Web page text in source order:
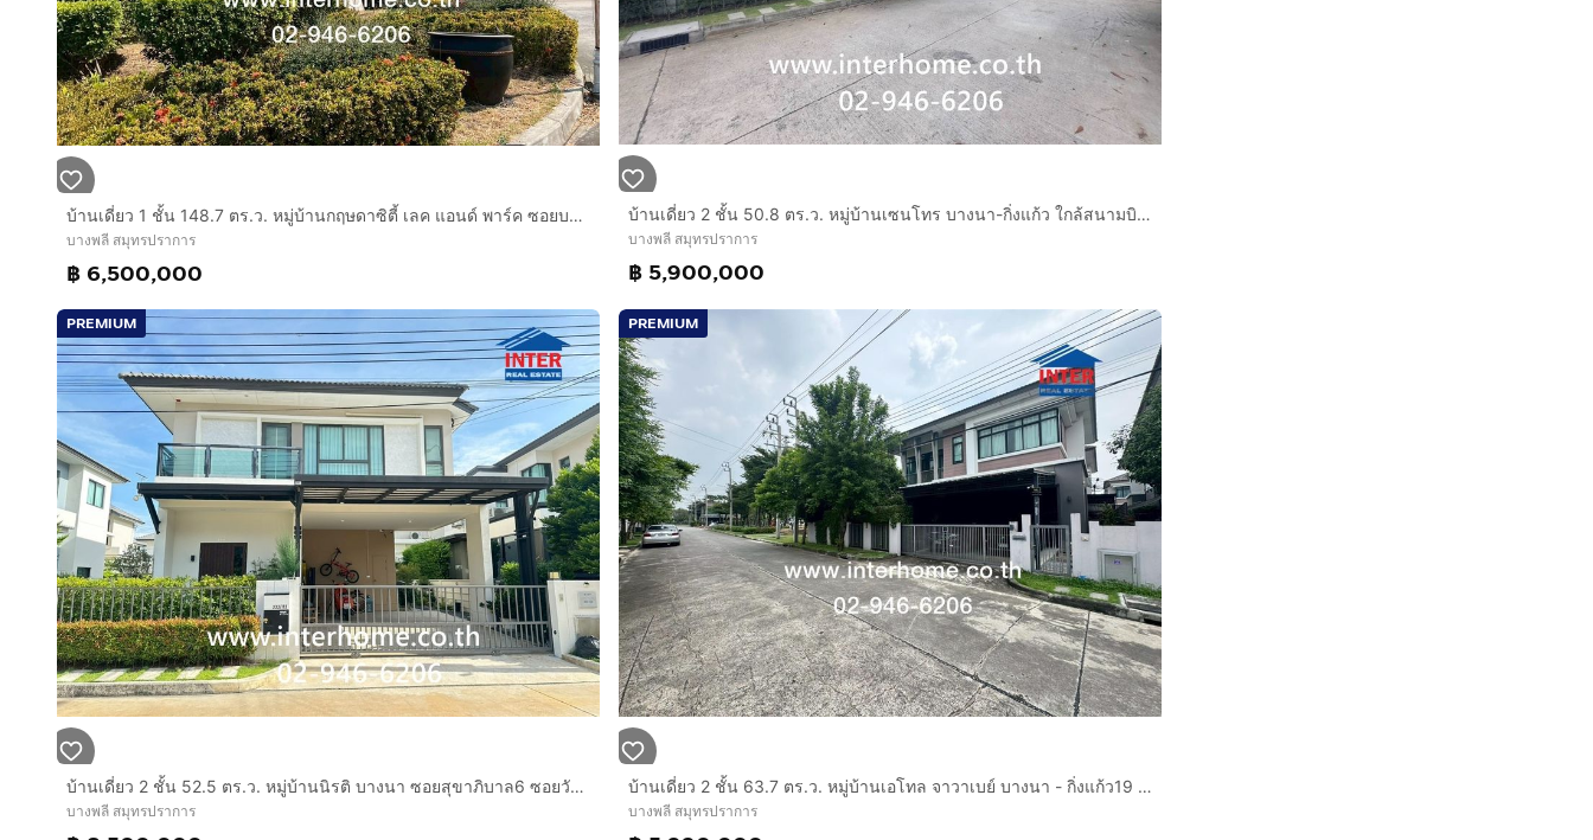
บ้านเดี่ยว 1 ชั้น 148.7 ตร.ว. หมู่บ้านกฤษดาซิตี้ เลค แอนด์ พาร์ค ซอยบางปลา18 ถนนเเทพารักษ์ ถนนสุขุมวิทสายเก่า บางพลี สมุทรปราการ
บางพลี สมุทรปราการ
฿ 6,500,000
บ้านเดี่ยว 2 ชั้น 50.8 ตร.ว. หมู่บ้านเซนโทร บางนา-กิ่งแก้ว ใกล้สนามบินสุวรรณภูมิ ซอยกิ่งแก้ว6-1 ถนนกิ่งแก้ว ถนนบางนาตราด บางพลี สมุทรปราการ
บางพลี สมุทรปราการ
฿ 5,900,000
PREMIUM
บ้านเดี่ยว 2 ชั้น 52.5 ตร.ว. หมู่บ้านนิรติ บางนา ซอยสุขาภิบาล6 ซอยวัดหลวงพ่อโต ถนนบางนา-ตราด ถนนเทพารักษ์ บางพลี สมุทรปราการ
บางพลี สมุทรปราการ
PREMIUM
บ้านเดี่ยว 2 ชั้น 63.7 ตร.ว. หมู่บ้านเอโทล จาวาเบย์ บางนา - กิ่งแก้ว19 ซอยกิ่งแก้ว19 ถนนกิ่งแก้ว ถนนบางนา-ตราด บางพลี สมุทรปราการ
บางพลี สมุทรปราการ